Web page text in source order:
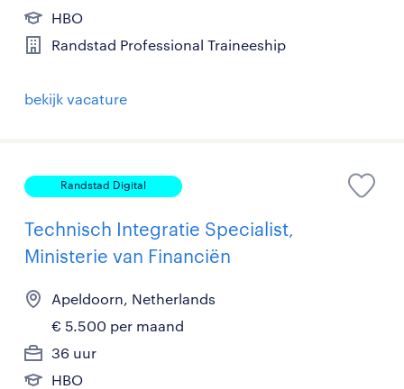
HBO
Randstad Professional Traineeship
bekijk vacature
Randstad Digital
Technisch Integratie Specialist,
Ministerie van Financiën
Apeldoorn, Netherlands
€ 5.500 per maand
36 uur
HBO